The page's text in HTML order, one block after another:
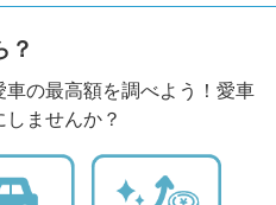
？
の最高額を調べよう！愛車
ませんか？